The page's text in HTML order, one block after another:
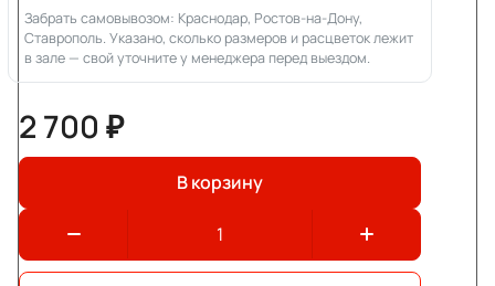
Забрать самовывозом: Краснодар, Ростов-на-Дону,
Ставрополь. Указано, сколько размеров и расцветок лежит
в зале — свой уточните у менеджера перед выездом.
2 700 ₽
В корзину